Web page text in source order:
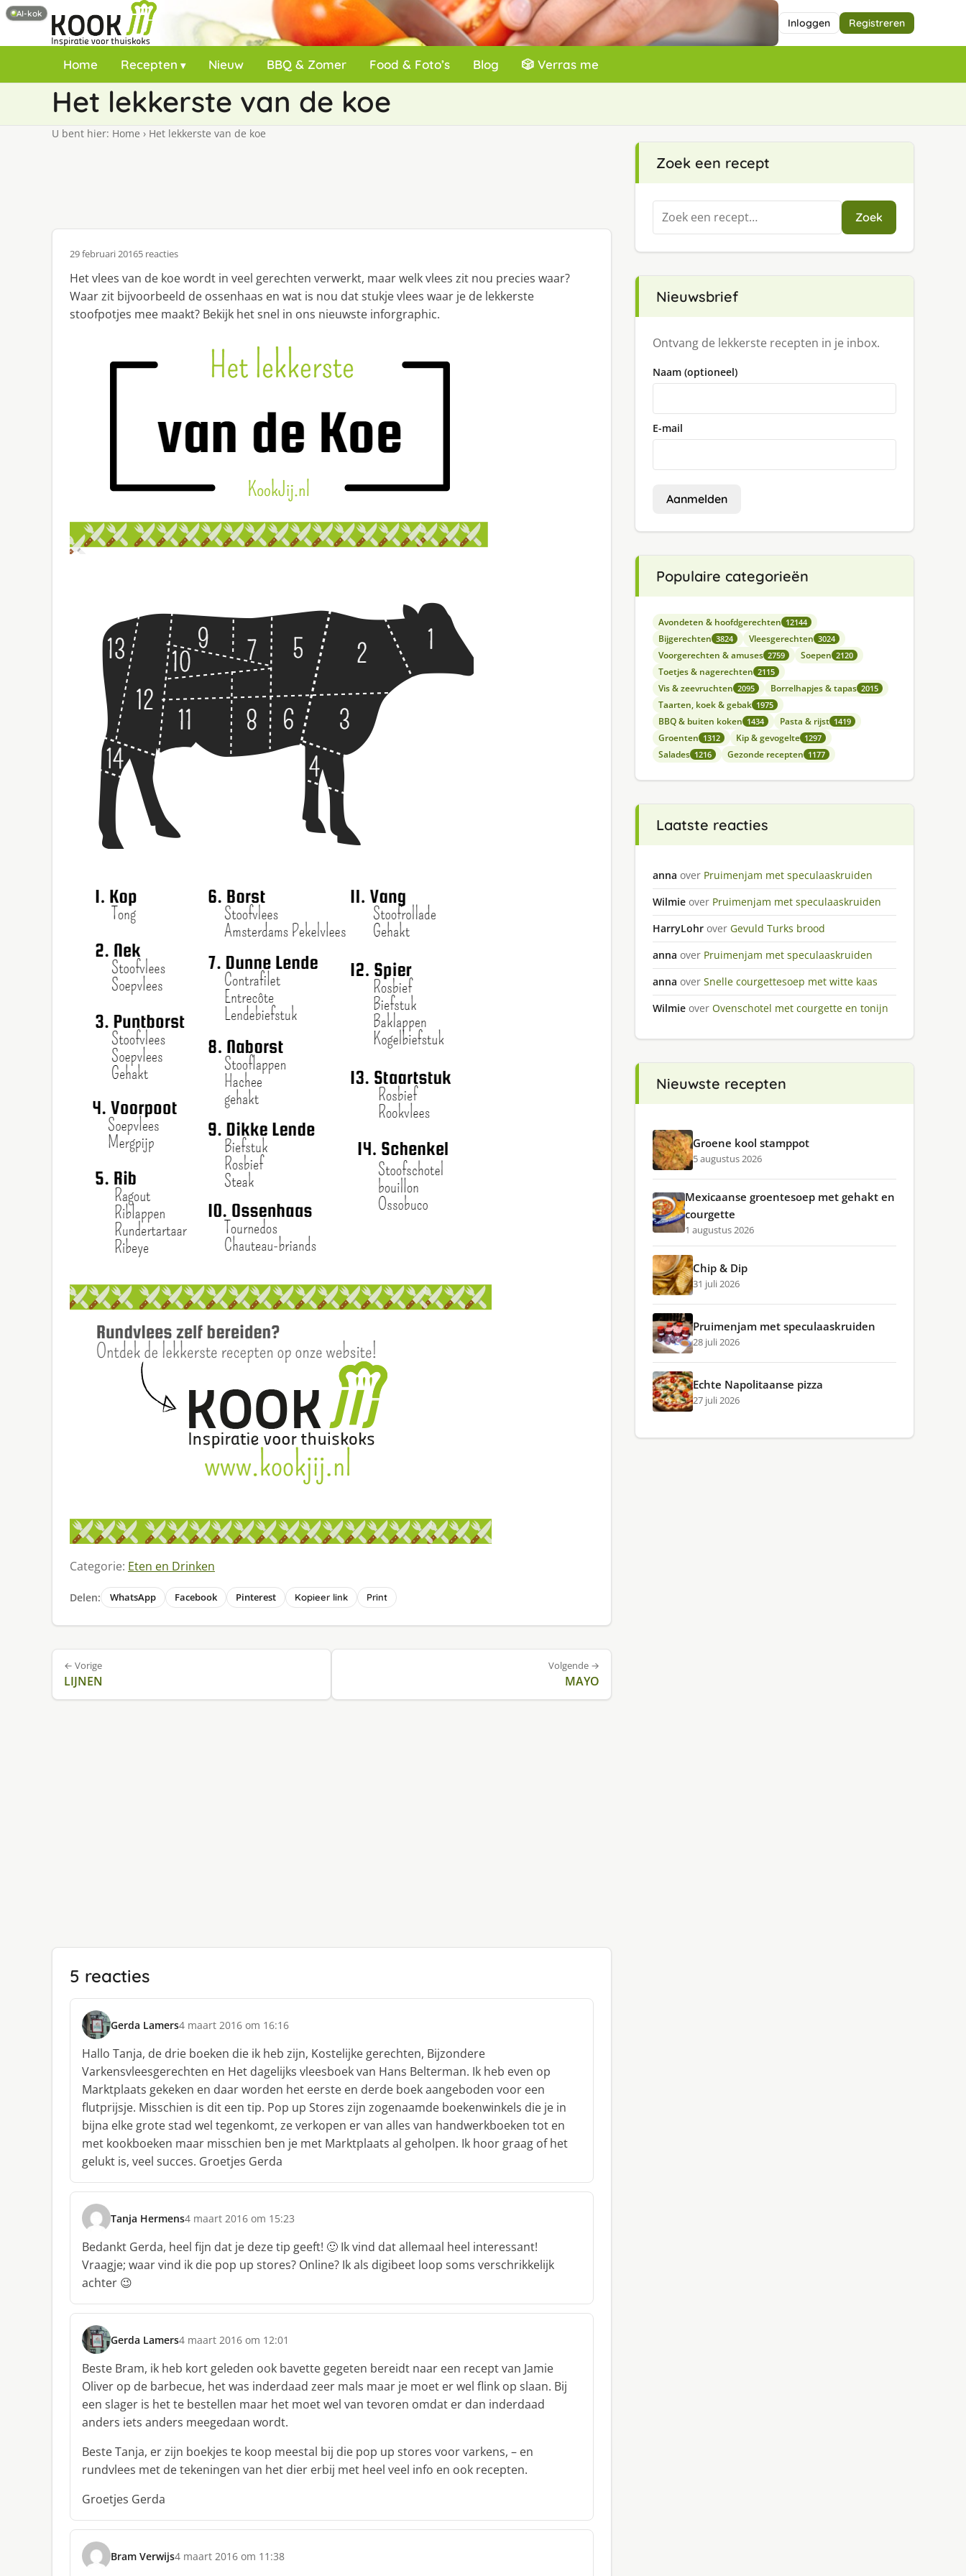
Inloggen Registreren
Home Recepten Nieuw BBQ & Zomer Food & Foto’s Blog 🎲 Verras me
Het lekkerste van de koe
U bent hier: Home › Het lekkerste van de koe
29 februari 20165 reacties
Het vlees van de koe wordt in veel gerechten verwerkt, maar welk vlees zit nou precies waar?
Waar zit bijvoorbeeld de ossenhaas en wat is nou dat stukje vlees waar je de lekkerste
stoofpotjes mee maakt? Bekijk het snel in ons nieuwste inforgraphic.
Categorie: Eten en Drinken
Delen: WhatsApp Facebook Pinterest Kopieer link Print
Bericht
navigatie
← Vorige
LIJNEN
Volgende →
MAYO
5 reacties
Gerda Lamers
s
c
h
r
e
e
f
4 maart 2016 om 16:16
Hallo Tanja, de drie boeken die ik heb zijn, Kostelijke gerechten, Bijzondere
Varkensvleesgerechten en Het dagelijks vleesboek van Hans Belterman. Ik heb even op
Marktplaats gekeken en daar worden het eerste en derde boek aangeboden voor een
flutprijsje. Misschien is dit een tip. Pop up Stores zijn zogenaamde boekenwinkels die je in
bijna elke grote stad wel tegenkomt, ze verkopen er van alles van handwerkboeken tot en
met kookboeken maar misschien ben je met Marktplaats al geholpen. Ik hoor graag of het
gelukt is, veel succes. Groetjes Gerda
Tanja Hermens
s
c
h
r
e
e
f
:
4 maart 2016 om 15:23
Bedankt Gerda, heel fijn dat je deze tip geeft! 🙂 Ik vind dat allemaal heel interessant!
Vraagje; waar vind ik die pop up stores? Online? Ik als digibeet loop soms verschrikkelijk
achter 😉
Gerda Lamers
s
c
h
r
e
e
:
4 maart 2016 om 12:01
Beste Bram, ik heb kort geleden ook bavette gegeten bereidt naar een recept van Jamie
Oliver op de barbecue, het was inderdaad zeer mals maar je moet er wel flink op slaan. Bij
een slager is het te bestellen maar het moet wel van tevoren omdat er dan inderdaad
anders iets anders meegedaan wordt.
Beste Tanja, er zijn boekjes te koop meestal bij die pop up stores voor varkens, – en
rundvlees met de tekeningen van het dier erbij met heel veel info en ook recepten.
Groetjes Gerda
Bram Verwijs
s
4 maart 2016 om 11:38
Zoek een recept
Zoeken
naar:
Zoek
Nieuwsbrief
Ontvang de lekkerste recepten in je inbox.
Naam (optioneel)
E-mail
Aanmelden
Populaire categorieën
Avondeten & hoofdgerechten 12144
Bijgerechten 3824 Vleesgerechten 3024
Voorgerechten & amuses 2759 Soepen 2120
Toetjes & nagerechten 2115
Vis & zeevruchten 2095 Borrelhapjes & tapas 2015
Taarten, koek & gebak 1975
BBQ & buiten koken 1434 Pasta & rijst 1419
Groenten 1312 Kip & gevogelte 1297
Salades 1216 Gezonde recepten 1177
Laatste reacties
anna over Pruimenjam met speculaaskruiden
Wilmie over Pruimenjam met speculaaskruiden
HarryLohr over Gevuld Turks brood
anna over Pruimenjam met speculaaskruiden
anna over Snelle courgettesoep met witte kaas
Wilmie over Ovenschotel met courgette en tonijn
Nieuwste recepten
Groene kool stamppot
5 augustus 2026
Mexicaanse groentesoep met gehakt en
courgette
1 augustus 2026
Chip & Dip
31 juli 2026
Pruimenjam met speculaaskruiden
28 juli 2026
AI-kok
Echte Napolitaanse pizza
27 juli 2026